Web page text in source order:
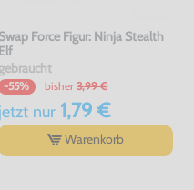
Swap Force Figur: Ninja Stealth
Elf
gebraucht
-55% bisher 3,99 €
jetzt nur1,79 €
Warenkorb